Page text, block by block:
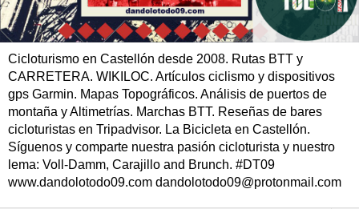
Cicloturismo en Castellón desde 2008. Rutas BTT y
CARRETERA. WIKILOC. Artículos ciclismo y dispositivos
gps Garmin. Mapas Topográficos. Análisis de puertos de
montaña y Altimetrías. Marchas BTT. Reseñas de bares
cicloturistas en Tripadvisor. La Bicicleta en Castellón.
Síguenos y comparte nuestra pasión cicloturista y nuestro
lema: Voll-Damm, Carajillo and Brunch. #DT09
www.dandolotodo09.com dandolotodo09@protonmail.com